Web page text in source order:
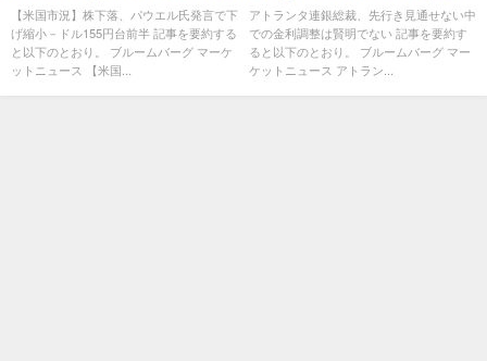
前半
【米国市況】株下落、パウエル氏発言で下
げ縮小－ドル155円台前半 記事を要約する
と以下のとおり。 ブルームバーグ マーケ
ットニュース 【米国...
でない
アトランタ連銀総裁、先行き見通せない中
での金利調整は賢明でない 記事を要約す
ると以下のとおり。 ブルームバーグ マー
ケットニュース アトラン...